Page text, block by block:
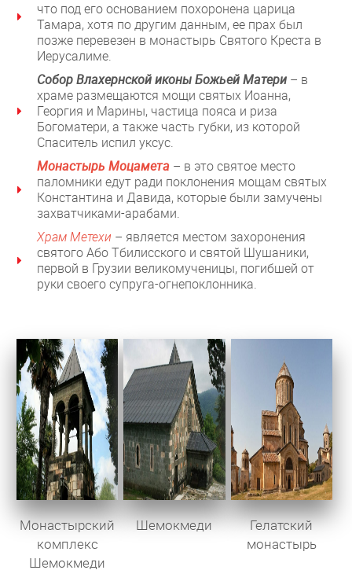
что под его основанием похоронена царица
Тамара, хотя по другим данным, ее прах был
позже перевезен в монастырь Святого Креста в
Иерусалиме.
Собор Влахернской иконы Божьей Матери – в
храме размещаются мощи святых Иоанна,
Георгия и Марины, частица пояса и риза
Богоматери, а также часть губки, из которой
Спаситель испил уксус.
Монастырь Моцамета – в это святое место
паломники едут ради поклонения мощам святых
Константина и Давида, которые были замучены
захватчиками-арабами.
Храм Метехи – является местом захоронения
святого Або Тбилисского и святой Шушаники,
первой в Грузии великомученицы, погибшей от
руки своего супруга-огнепоклонника.
Монастырский
комплекс
Шемокмеди
Шемокмеди
Гелатский
монастырь